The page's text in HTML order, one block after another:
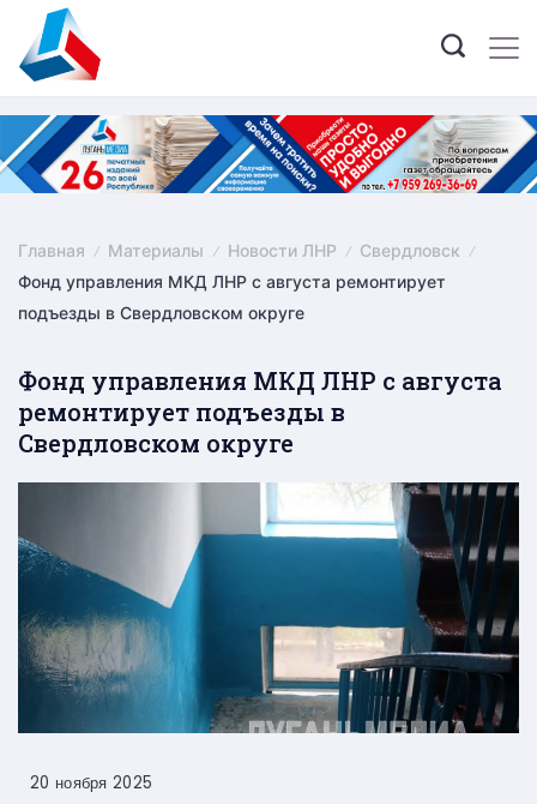
content
Главная Материалы Новости ЛНР
Свердловск
Фонд управления МКД ЛНР с августа ремонтирует
подъезды в Свердловском округе
Фонд управления МКД ЛНР с августа
ремонтирует подъезды в
Свердловском округе
20 ноября 2025